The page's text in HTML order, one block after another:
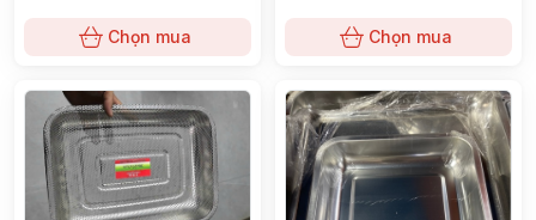
Chọn mua Chọn mua